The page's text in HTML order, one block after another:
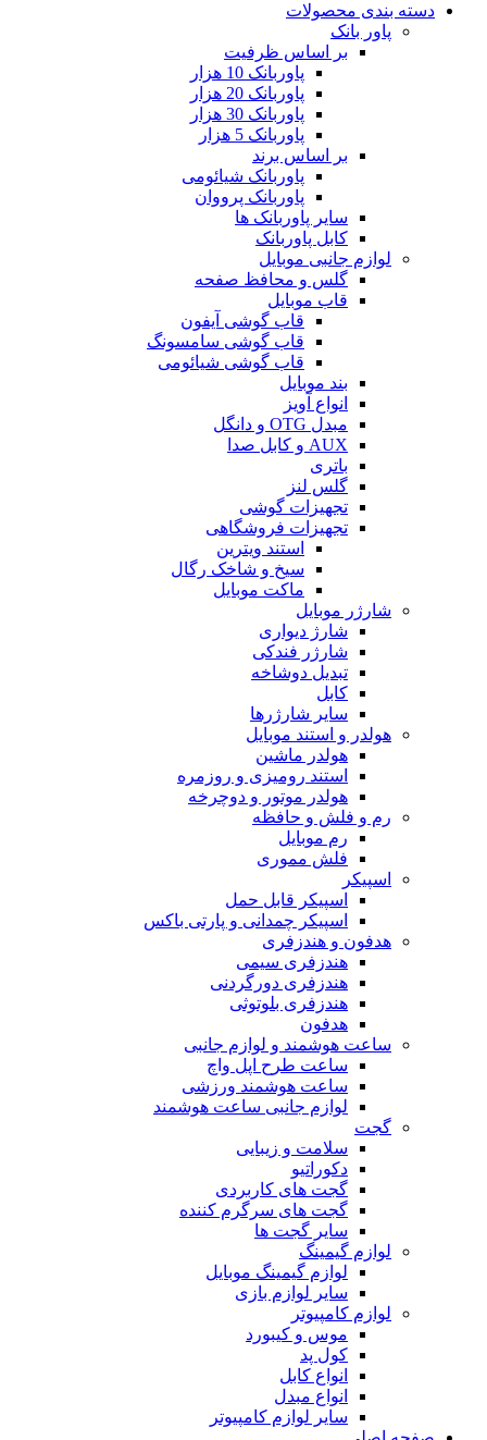
دسته بندی محصولات
پاور بانک
بر اساس ظرفیت
پاوربانک 10 هزار
پاوربانک 20 هزار
پاوربانک 30 هزار
پاوربانک 5 هزار
بر اساس برند
پاوربانک شیائومی
پاوربانک پرووان
سایر پاوربانک ها
کابل پاوربانک
لوازم جانبی موبایل
گلس و محافظ صفحه
قاب موبایل
قاب گوشی آیفون
قاب گوشی سامسونگ
قاب گوشی شیائومی
بند موبایل
انواع آویز
مبدل OTG و دانگل
AUX و کابل صدا
باتری
گلس لنز
تجهیزات گوشی
تجهیزات فروشگاهی
استند ویترین
سیخ و شاخک رگال
ماکت موبایل
شارژر موبایل
شارژ دیواری
شارژر فندکی
تبدیل دوشاخه
کابل
سایر شارژرها
هولدر و استند موبایل
هولدر ماشین
استند رومیزی و روزمره
هولدر موتور و دوچرخه
رم و فلش و حافظه
رم موبایل
فلش مموری
اسپیکر
اسپیکر قابل حمل
اسپیکر چمدانی و پارتی باکس
هدفون و هندزفری
هندزفری سیمی
هندزفری دورگردنی
هندزفری بلوتوثی
هدفون
ساعت هوشمند و لوازم جانبی
ساعت طرح اپل واچ
ساعت هوشمند ورزشی
لوازم جانبی ساعت هوشمند
گجت
سلامت و زیبایی
دکوراتیو
گجت های کاربردی
گجت های سرگرم کننده
سایر گجت ها
لوازم گیمینگ
لوازم گیمینگ موبایل
سایر لوازم بازی
لوازم کامپیوتر
موس و کیبورد
کول پد
انواع کابل
انواع مبدل
سایر لوازم کامپیوتر